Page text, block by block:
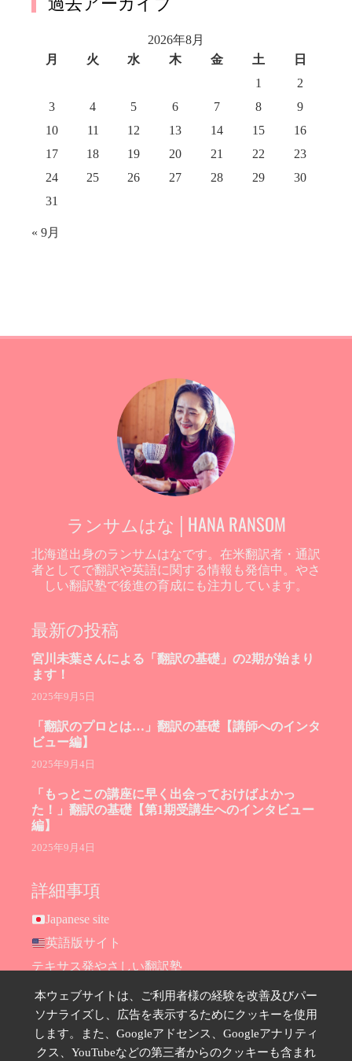
2026年8月
月
火 水 木 金 土
日
1
2
3
4 5 6 7 8
9
10
11 12 13 14 15
16
17
18 19 20 21 22
23
24
25 26 27 28 29
30
31
« 9月
ランサムはな│HANA RANSOM
北海道出身のランサムはなです。在米翻訳者・通訳
者としてで翻訳や英語に関する情報も発信中。やさ
しい翻訳塾で後進の育成にも注力しています。
最新の投稿
宮川未葉さんによる「翻訳の基礎」の2期が始まり
ます！
2025年9月5日
「翻訳のプロとは…」翻訳の基礎【講師へのインタ
ビュー編】
2025年9月4日
「もっとこの講座に早く出会っておけばよかっ
た！」翻訳の基礎【第1期受講生へのインタビュー
編】
2025年9月4日
詳細事項
Japanese site
英語版サイト
テキサス発やさしい翻訳塾
Hana Ransom Shop
Site map
お問い合わせ
本ウェブサイトは、ご利用者様の経験を改善及びパー
ソナライズし、広告を表示するためにクッキーを使用
します。また、Googleアドセンス、Googleアナリティ
クス、YouTubeなどの第三者からのクッキーも含まれ